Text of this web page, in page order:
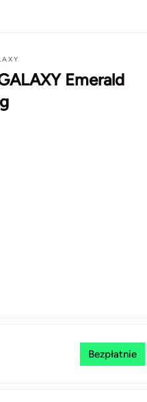
Emerald
Bezpłatnie